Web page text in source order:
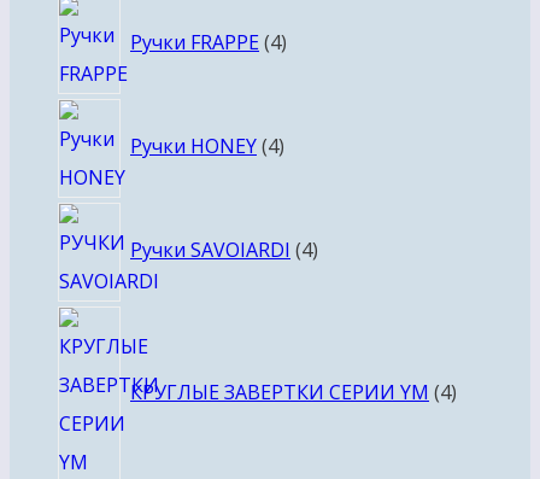
Ручки FRAPPE 4товара
Ручки HONEY 4товара
Ручки SAVOIARDI 4товара
КРУГЛЫЕ ЗАВЕРТКИ СЕРИИ YM 4